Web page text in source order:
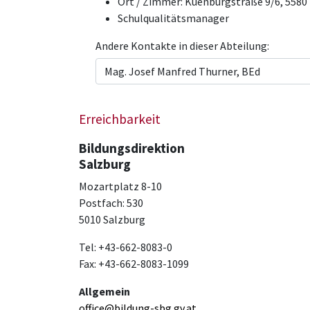
Schulqualitätsmanager
Andere Kontakte in dieser Abteilung:
Erreichbarkeit
Bildungsdirektion
Salzburg
Mozartplatz 8-10
Postfach: 530
5010 Salzburg
Tel: +43-662-8083-0
Fax: +43-662-8083-1099
Allgemein